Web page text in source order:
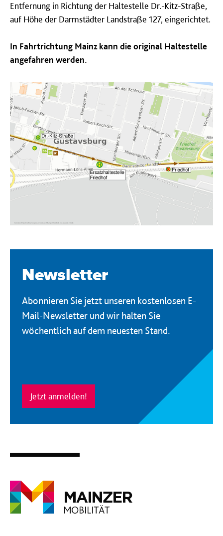
Entfernung in Richtung der Haltestelle Dr.-Kitz-Straße,
auf Höhe der Darmstädter Landstraße 127, eingerichtet.
In Fahrtrichtung Mainz kann die original Haltestelle
angefahren werden.
Newsletter
Abonnieren Sie jetzt unseren kostenlosen E-
Mail-Newsletter und wir halten Sie
wöchentlich auf dem neuesten Stand.
Jetzt anmelden!